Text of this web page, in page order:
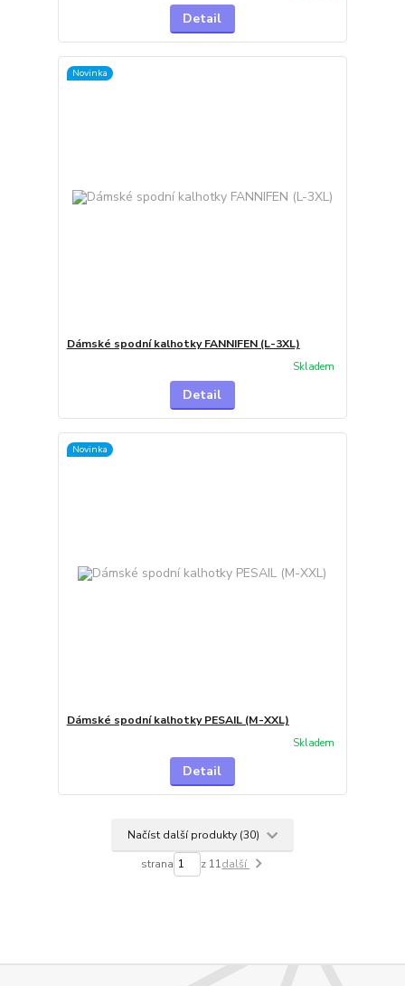
Detail
Novinka
Dámské spodní kalhotky FANNIFEN (L-3XL)
Skladem
Detail
Novinka
Dámské spodní kalhotky PESAIL (M-XXL)
Skladem
Detail
Načíst další produkty (30)
strana z 11další